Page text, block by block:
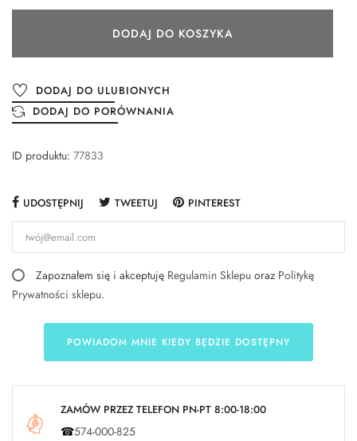
DODAJ DO KOSZYKA
DODAJ DO ULUBIONYCH
DODAJ DO PORÓWNANIA
ID produktu: 77833
UDOSTĘPNIJ TWEETUJ PINTEREST
Zapoznałem się i akceptuję Regulamin Sklepu oraz Politykę
Prywatności sklepu.
POWIADOM MNIE KIEDY BĘDZIE DOSTĘPNY
ZAMÓW PRZEZ TELEFON PN-PT 8:00-18:00
☎574-000-825